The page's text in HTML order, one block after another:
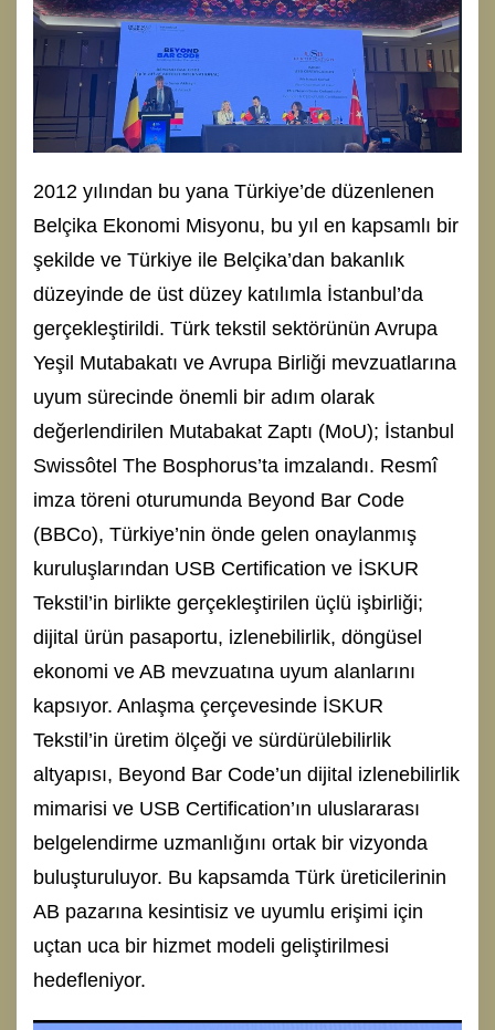
2012 yılından bu yana Türkiye’de düzenlenen
Belçika Ekonomi Misyonu, bu yıl en kapsamlı bir
şekilde ve Türkiye ile Belçika’dan bakanlık
düzeyinde de üst düzey katılımla İstanbul’da
gerçekleştirildi. Türk tekstil sektörünün Avrupa
Yeşil Mutabakatı ve Avrupa Birliği mevzuatlarına
uyum sürecinde önemli bir adım olarak
değerlendirilen Mutabakat Zaptı (MoU); İstanbul
Swissôtel The Bosphorus’ta imzalandı. Resmî
imza töreni oturumunda Beyond Bar Code
(BBCo), Türkiye’nin önde gelen onaylanmış
kuruluşlarından USB Certification ve İSKUR
Tekstil’in birlikte gerçekleştirilen üçlü işbirliği;
dijital ürün pasaportu, izlenebilirlik, döngüsel
ekonomi ve AB mevzuatına uyum alanlarını
kapsıyor. Anlaşma çerçevesinde İSKUR
Tekstil’in üretim ölçeği ve sürdürülebilirlik
altyapısı, Beyond Bar Code’un dijital izlenebilirlik
mimarisi ve USB Certification’ın uluslararası
belgelendirme uzmanlığını ortak bir vizyonda
buluşturuluyor. Bu kapsamda Türk üreticilerinin
AB pazarına kesintisiz ve uyumlu erişimi için
uçtan uca bir hizmet modeli geliştirilmesi
hedefleniyor.